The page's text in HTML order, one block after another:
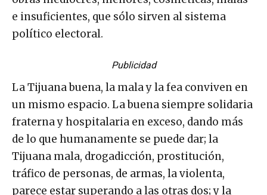
e insuficientes, que sólo sirven al sistema
político electoral.
Publicidad
La Tijuana buena, la mala y la fea conviven en
un mismo espacio. La buena siempre solidaria
fraterna y hospitalaria en exceso, dando más
de lo que humanamente se puede dar; la
Tijuana mala, drogadicción, prostitución,
tráfico de personas, de armas, la violenta,
parece estar superando a las otras dos; y la